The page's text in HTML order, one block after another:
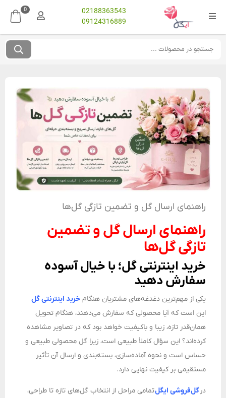
02188363543
09124316889
0
راهنمای ارسال گل و تضمین تازگی گل‌ها
راهنمای ارسال گل و تضمین
تازگی گل‌ها
خرید اینترنتی گل؛ با خیال آسوده
سفارش دهید
یکی از مهم‌ترین دغدغه‌های مشتریان هنگام خرید اینترنتی گل
این است که آیا محصولی که سفارش می‌دهند، هنگام تحویل
همان‌قدر تازه، زیبا و باکیفیت خواهد بود که در تصاویر مشاهده
کرده‌اند؟ این سؤال کاملاً طبیعی است، زیرا گل محصولی طبیعی و
حساس است و نحوه آماده‌سازی، بسته‌بندی و ارسال آن تأثیر
مستقیمی بر کیفیت نهایی دارد.
در گل‌فروشی ایگلتمامی مراحل از انتخاب گل‌های تازه تا طراحی،